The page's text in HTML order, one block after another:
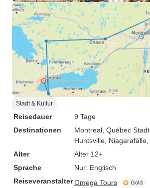
Stadt & Kultur
Reisedauer
9 Tage
Destinationen
Montreal , Québec Stadt
Huntsville , Niagarafälle
Alter
Alter 12+
Sprache
Nur: Englisch
ReiseveranstalterOmega Tours